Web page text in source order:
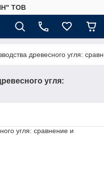
ТОВ
древесного угля:
угля: